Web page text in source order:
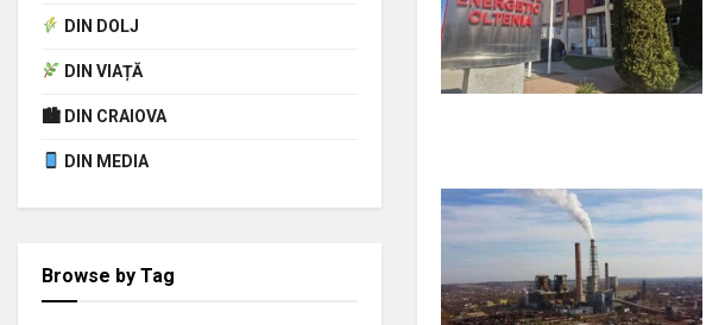
DIN DOLJ
DIN VIAȚĂ
🏙 DIN CRAIOVA
DIN MEDIA
Browse by Tag